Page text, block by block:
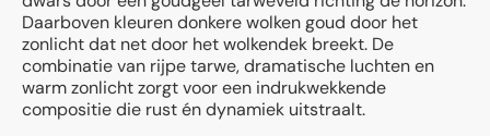
Daarboven kleuren donkere wolken goud door het
zonlicht dat net door het wolkendek breekt. De
combinatie van rijpe tarwe, dramatische luchten en
warm zonlicht zorgt voor een indrukwekkende
compositie die rust én dynamiek uitstraalt.